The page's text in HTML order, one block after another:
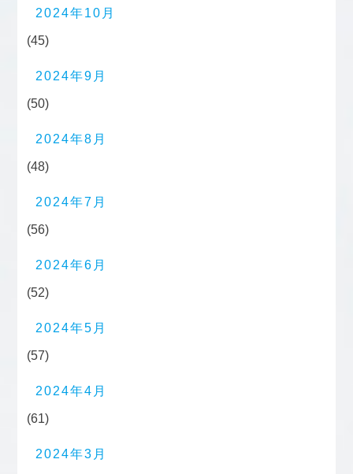
2024年10月
(45)
2024年9月
(50)
2024年8月
(48)
2024年7月
(56)
2024年6月
(52)
2024年5月
(57)
2024年4月
(61)
2024年3月